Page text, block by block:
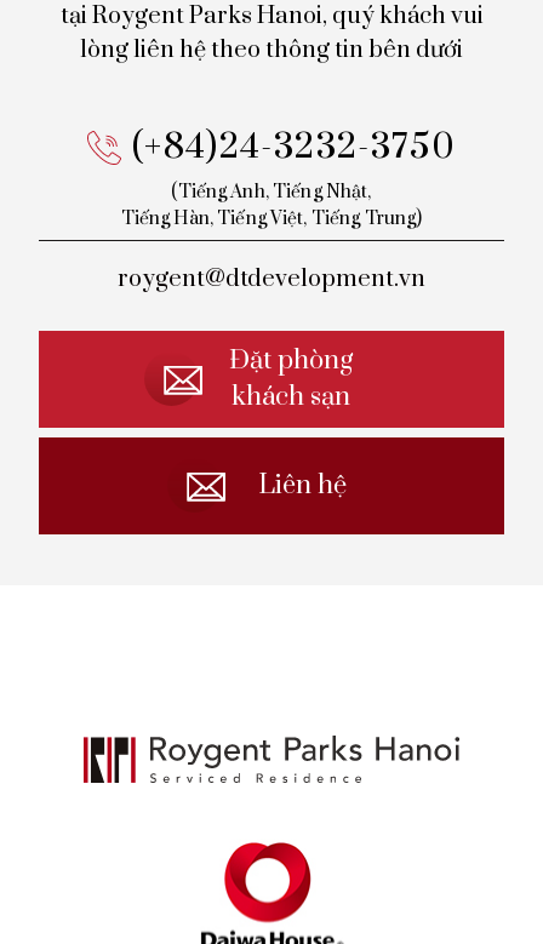
tại Roygent Parks Hanoi, quý khách vui
lòng liên hệ theo thông tin bên dưới
(+84)24-3232-3750
(Tiếng Anh, Tiếng Nhật,
TiếngHàn, Tiếng Việt, Tiếng Trung)
roygent@dtdevelopment.vn
Đặt phòng
khách sạn
Liên hệ